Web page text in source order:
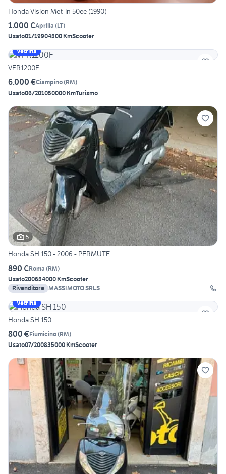
Honda Vision Met-In 50cc (1990)
1.000 €Aprilia (LT)
Usato01/19904500 KmScooter
Vetrina
VFR1200F
6.000 €Ciampino(RM)
Usato06/201050000 KmTurismo
5
Honda SH 150 - 2006 - PERMUTE
890 €Roma (RM)
Usato200654000 KmScooter
Rivenditore MASSIMOTO SRLS
Vetrina
Honda SH 150
800 €Fiumicino(RM)
Usato07/200835000 KmScooter